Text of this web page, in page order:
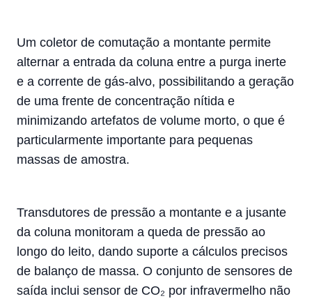
Um coletor de comutação a montante permite
alternar a entrada da coluna entre a purga inerte
e a corrente de gás-alvo, possibilitando a geração
de uma frente de concentração nítida e
minimizando artefatos de volume morto, o que é
particularmente importante para pequenas
massas de amostra.
Transdutores de pressão a montante e a jusante
da coluna monitoram a queda de pressão ao
longo do leito, dando suporte a cálculos precisos
de balanço de massa. O conjunto de sensores de
saída inclui sensor de CO₂ por infravermelho não